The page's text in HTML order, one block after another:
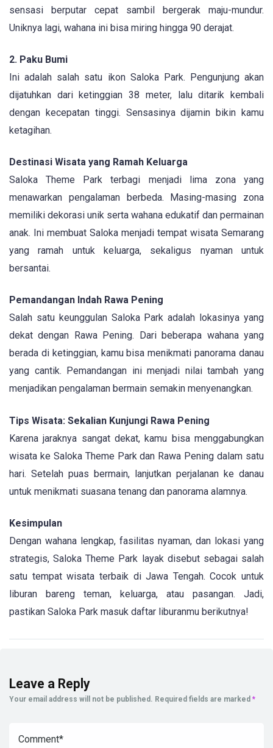
sensasi berputar cepat sambil bergerak maju-mundur.
Uniknya lagi, wahana ini bisa miring hingga 90 derajat.
2. Paku Bumi
Ini adalah salah satu ikon Saloka Park. Pengunjung akan
dijatuhkan dari ketinggian 38 meter, lalu ditarik kembali
dengan kecepatan tinggi. Sensasinya dijamin bikin kamu
ketagihan.
Destinasi Wisata yang Ramah Keluarga
Saloka Theme Park terbagi menjadi lima zona yang
menawarkan pengalaman berbeda. Masing-masing zona
memiliki dekorasi unik serta wahana edukatif dan permainan
anak. Ini membuat Saloka menjadi tempat wisata Semarang
yang ramah untuk keluarga, sekaligus nyaman untuk
bersantai.
Pemandangan Indah Rawa Pening
Salah satu keunggulan Saloka Park adalah lokasinya yang
dekat dengan Rawa Pening. Dari beberapa wahana yang
berada di ketinggian, kamu bisa menikmati panorama danau
yang cantik. Pemandangan ini menjadi nilai tambah yang
menjadikan pengalaman bermain semakin menyenangkan.
Tips Wisata: Sekalian Kunjungi Rawa Pening
Karena jaraknya sangat dekat, kamu bisa menggabungkan
wisata ke Saloka Theme Park dan Rawa Pening dalam satu
hari. Setelah puas bermain, lanjutkan perjalanan ke danau
untuk menikmati suasana tenang dan panorama alamnya.
Kesimpulan
Dengan wahana lengkap, fasilitas nyaman, dan lokasi yang
strategis, Saloka Theme Park layak disebut sebagai salah
satu tempat wisata terbaik di Jawa Tengah. Cocok untuk
liburan bareng teman, keluarga, atau pasangan. Jadi,
pastikan Saloka Park masuk daftar liburanmu berikutnya!
Leave a Reply
Your email address will not be published. Required fields are marked *